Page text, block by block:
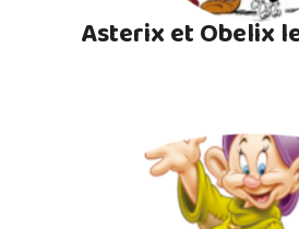
Asterix et Obelix